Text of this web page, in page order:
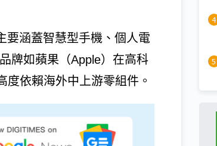
要涵蓋智慧型手機、個人電
牌如蘋果（Apple）在高科
依賴海外中上游零組件。